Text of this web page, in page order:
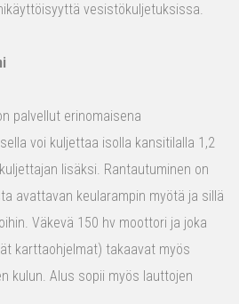
vesistökuljetuksissa.
palvellut erinomaisena
voi kuljettaa isolla kansitilalla 1,2
lisäksi. Rantautuminen on
avattavan keularampin myötä ja sillä
Väkevä 150 hv moottori ja joka
karttaohjelmat) takaavat myös
kulun. Alus sopii myös lauttojen